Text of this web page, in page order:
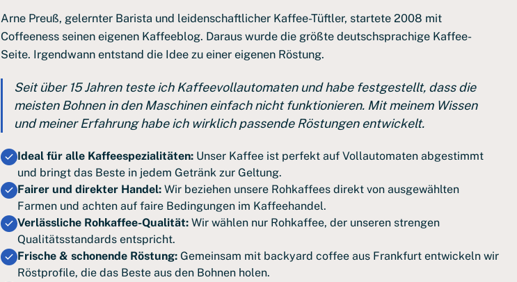
Arne Preuß, gelernter Barista und leidenschaftlicher Kaffee-Tüftler, startete 2008 mit
Coffeeness seinen eigenen Kaffeeblog. Daraus wurde die größte deutschsprachige Kaffee-
Seite. Irgendwann entstand die Idee zu einer eigenen Röstung.
Seit über 15 Jahren teste ich Kaffeevollautomaten und habe festgestellt, dass die
meisten Bohnen in den Maschinen einfach nicht funktionieren. Mit meinem Wissen
und meiner Erfahrung habe ich wirklich passende Röstungen entwickelt.
Ideal für alle Kaffeespezialitäten: Unser Kaffee ist perfekt auf Vollautomaten abgestimmt
und bringt das Beste in jedem Getränk zur Geltung.
Fairer und direkter Handel: Wir beziehen unsere Rohkaffees direkt von ausgewählten
Farmen und achten auf faire Bedingungen im Kaffeehandel.
Verlässliche Rohkaffee-Qualität: Wir wählen nur Rohkaffee, der unseren strengen
Qualitätsstandards entspricht.
Frische & schonende Röstung: Gemeinsam mit backyard coffee aus Frankfurt entwickeln wir
Röstprofile, die das Beste aus den Bohnen holen.